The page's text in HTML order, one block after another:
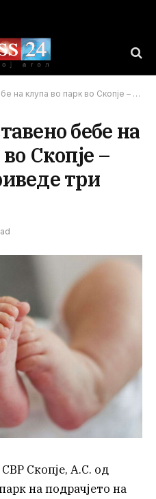
во Скопје – полицијата приведе три лица
бебе на
Скопје –
три
Скопје, А.С. од
на подрачјето на